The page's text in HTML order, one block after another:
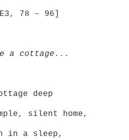
E3, 78 – 96]
a cottage...
deep
silent home,
a sleep,